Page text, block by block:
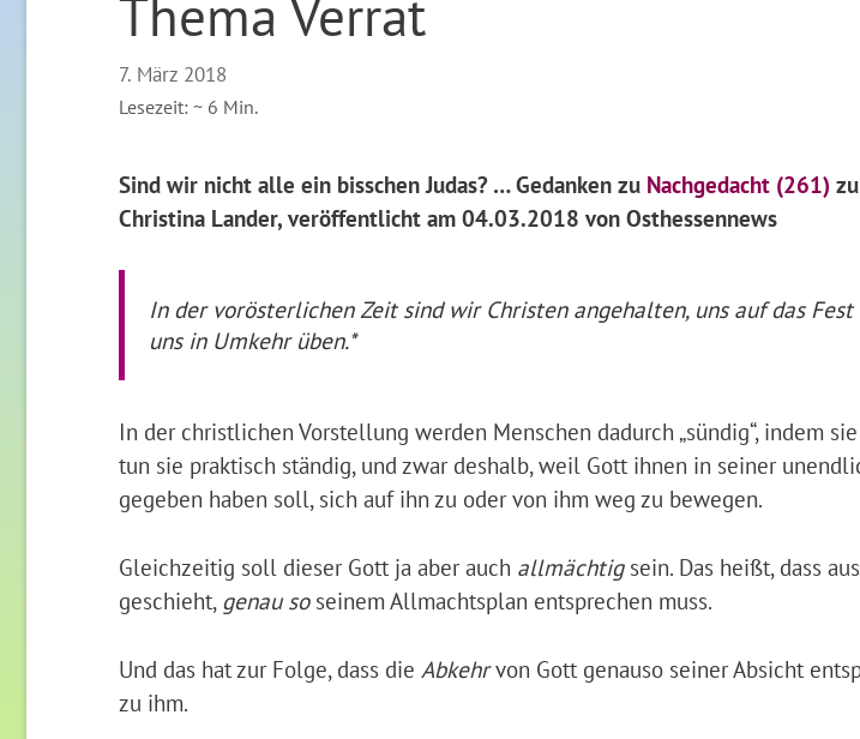
Thema Verrat
7. März 2018
Lesezeit: ~ 6 Min.
Sind wir nicht alle ein bisschen Judas? … Gedanken zu Nachgedacht (261)
Christina Lander, veröffentlicht am 04.03.2018 von Osthessennews
In der vorösterlichen Zeit sind wir Christen angehalten, uns auf das
uns in Umkehr üben.*
In der christlichen Vorstellung werden Menschen dadurch „sündig“, indem
tun sie praktisch ständig, und zwar deshalb, weil Gott ihnen in seiner
gegeben haben soll, sich auf ihn zu oder von ihm weg zu bewegen.
Gleichzeitig soll dieser Gott ja aber auch allmächtigsein. Das heißt, dass
geschieht, genau soseinem Allmachtsplan entsprechen muss.
Und das hat zur Folge, dass die Abkehrvon Gott genauso seiner Absicht
zu ihm.